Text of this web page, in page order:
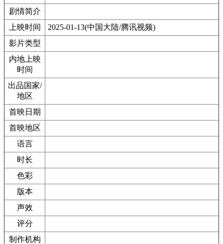
剧情简介
上映时间
2025-01-13(中国大陆/腾讯视频)
影片类型
内地上映
时间
出品国家/
地区
首映日期
首映地区
语言
时长
色彩
版本
声效
评分
制作机构